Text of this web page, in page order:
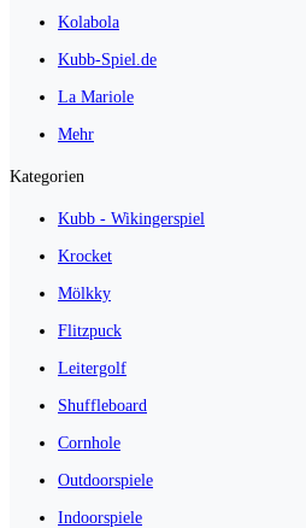
Kolabola
Kubb-Spiel.de
La Mariole
Mehr
Kategorien
Kubb - Wikingerspiel
Krocket
Mölkky
Flitzpuck
Leitergolf
Shuffleboard
Cornhole
Outdoorspiele
Indoorspiele